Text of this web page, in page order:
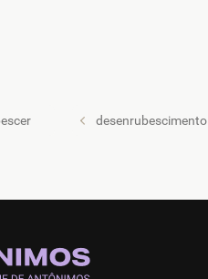
desenrubescimento